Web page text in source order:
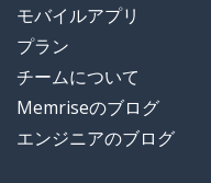
モバイルアプリ
プラン
チームについて
Memriseのブログ
エンジニアのブログ